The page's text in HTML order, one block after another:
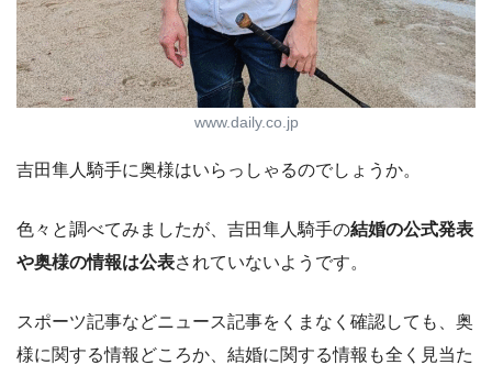
www.daily.co.jp
吉田隼人騎手に奥様はいらっしゃるのでしょうか。
色々と調べてみましたが、吉田隼人騎手の結婚の公式発表
や奥様の情報は公表されていないようです。
スポーツ記事などニュース記事をくまなく確認しても、奥
様に関する情報どころか、結婚に関する情報も全く見当た